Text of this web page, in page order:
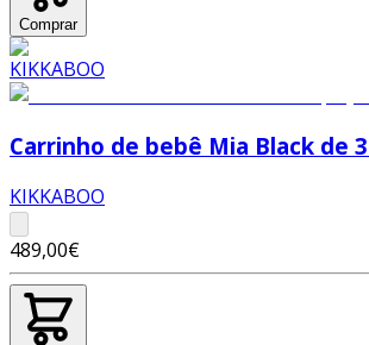
Comprar
Carrinho de bebê Mia Black de
KIKKABOO
489,00€